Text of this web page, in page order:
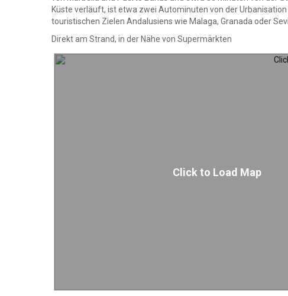
Küste verläuft, ist etwa zwei Autominuten von der
touristischen Zielen Andalusiens wie Malaga, Granada oder
Direkt am Strand, in der Nähe von Supermärkten
Click to Load Map